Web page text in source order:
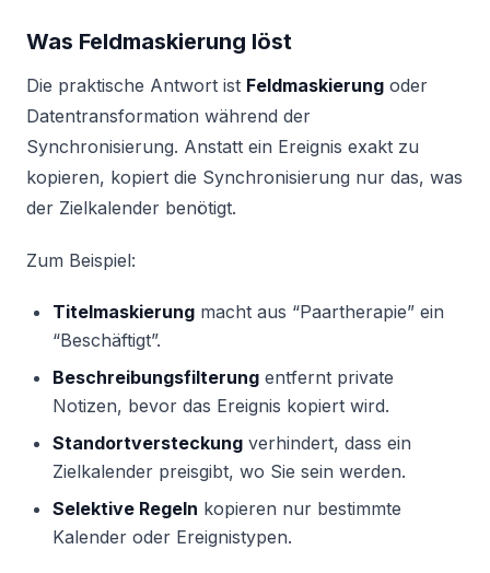
Was Feldmaskierung löst
Die praktische Antwort ist Feldmaskierung oder
Datentransformation während der
Synchronisierung. Anstatt ein Ereignis exakt zu
kopieren, kopiert die Synchronisierung nur das, was
der Zielkalender benötigt.
Zum Beispiel:
Titelmaskierung macht aus “Paartherapie” ein
“Beschäftigt”.
Beschreibungsfilterung entfernt private
Notizen, bevor das Ereignis kopiert wird.
Standortversteckung verhindert, dass ein
Zielkalender preisgibt, wo Sie sein werden.
Selektive Regeln kopieren nur bestimmte
Kalender oder Ereignistypen.